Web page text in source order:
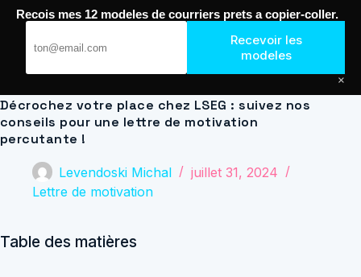
Passer
Décrochez votre place chez LSEG : suivez nos
conseils pour une lettre de motivation
percutante !
Levendoski Michal
juillet 31, 2024
Lettre de motivation
Table des matières
Recois mes 12 modeles de courriers prets a copier-coller.
Recevoir les
modeles
×